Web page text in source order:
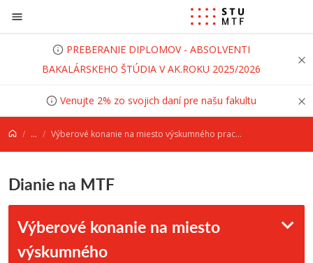
Prejsť na obsah
PREBERANIE DIPLOMOV - ABSOLVENTI
BAKALÁRSKEHO ŠTÚDIA V AK.ROKU 2025/2026
Venujte 2% zo svojich daní pre našu fakultu
... Výberové konanie na miesto výskumného pracovníka/pracovníčky na UPIM
Dianie na MTF
Výberové konanie na miesto
výskumného